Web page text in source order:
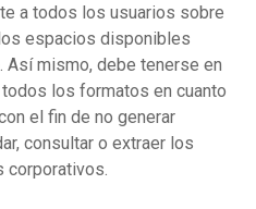
a todos los usuarios sobre
espacios disponibles
Así mismo, debe tenerse en
los formatos en cuanto
el fin de no generar
consultar o extraer los